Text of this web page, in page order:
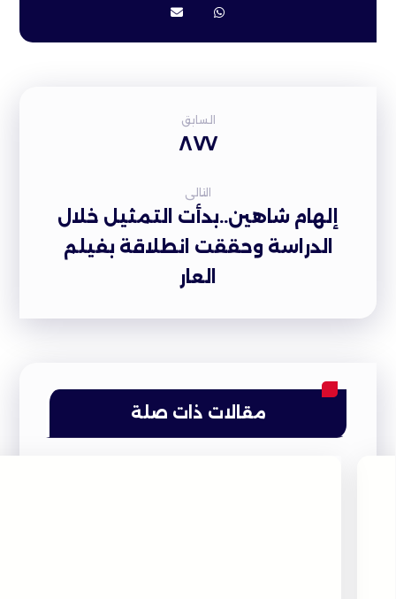
السابق
٨٧٧
التالى
إلهام شاهين..بدأت التمثيل خلال
الدراسة وحققت انطلاقة بفيلم
العار
مقالات ذات صلة